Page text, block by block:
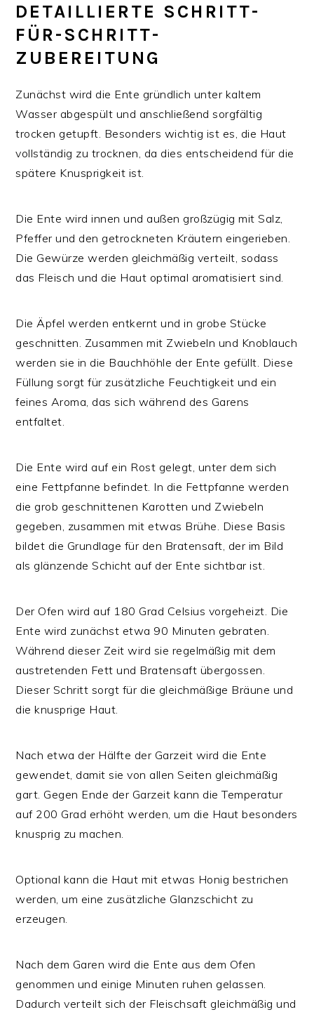
DETAILLIERTE SCHRITT-
FÜR-SCHRITT-
ZUBEREITUNG
Zunächst wird die Ente gründlich unter kaltem
Wasser abgespült und anschließend sorgfältig
trocken getupft. Besonders wichtig ist es, die Haut
vollständig zu trocknen, da dies entscheidend für die
spätere Knusprigkeit ist.
Die Ente wird innen und außen großzügig mit Salz,
Pfeffer und den getrockneten Kräutern eingerieben.
Die Gewürze werden gleichmäßig verteilt, sodass
das Fleisch und die Haut optimal aromatisiert sind.
Die Äpfel werden entkernt und in grobe Stücke
geschnitten. Zusammen mit Zwiebeln und Knoblauch
werden sie in die Bauchhöhle der Ente gefüllt. Diese
Füllung sorgt für zusätzliche Feuchtigkeit und ein
feines Aroma, das sich während des Garens
entfaltet.
Die Ente wird auf ein Rost gelegt, unter dem sich
eine Fettpfanne befindet. In die Fettpfanne werden
die grob geschnittenen Karotten und Zwiebeln
gegeben, zusammen mit etwas Brühe. Diese Basis
bildet die Grundlage für den Bratensaft, der im Bild
als glänzende Schicht auf der Ente sichtbar ist.
Der Ofen wird auf 180 Grad Celsius vorgeheizt. Die
Ente wird zunächst etwa 90 Minuten gebraten.
Während dieser Zeit wird sie regelmäßig mit dem
austretenden Fett und Bratensaft übergossen.
Dieser Schritt sorgt für die gleichmäßige Bräune und
die knusprige Haut.
Nach etwa der Hälfte der Garzeit wird die Ente
gewendet, damit sie von allen Seiten gleichmäßig
gart. Gegen Ende der Garzeit kann die Temperatur
auf 200 Grad erhöht werden, um die Haut besonders
knusprig zu machen.
Optional kann die Haut mit etwas Honig bestrichen
werden, um eine zusätzliche Glanzschicht zu
erzeugen.
Nach dem Garen wird die Ente aus dem Ofen
genommen und einige Minuten ruhen gelassen.
Dadurch verteilt sich der Fleischsaft gleichmäßig und